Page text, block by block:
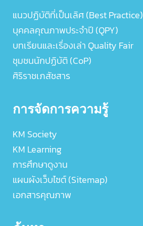
แนวปฏิบัติที่เป็นเลิศ (Best Practice)
บุคคลคุณภาพประจำปี (QPY)
บทเรียนและเรื่องเล่า Quality Fair
ชุมชนนักปฏิบัติ (CoP)
ศิริราชเภสัชสาร
การจัดการความรู้
KM Society
KM Learning
การศึกษาดูงาน
แผนผังเว็บไซต์ (Sitemap)
เอกสารคุณภาพ